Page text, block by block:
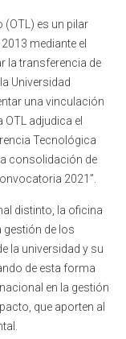
(OTL) es un pilar
mediante el
la transferencia de
Universidad
una vinculación
adjudica el
Tecnológica
consolidación de
2021”.
distinto, la oficina
gestión de los
la universidad y su
de esta forma
en la gestión
que aporten al